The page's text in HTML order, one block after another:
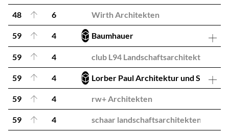
48 6 Wirth Architekten
59 4 Baumhauer
59 4 club L94 Landschaftsarchitekten
59 4 Lorber Paul Architektur und
59 4 rw+ Architekten
59 4 schaar landschaftsarchitekten